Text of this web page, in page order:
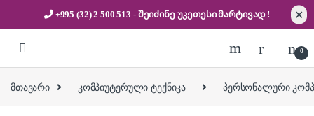
+995 (32) 2 500 513 - შეიძინე უკეთესიმარტივად ! ✕
0
მთავარი კომპიუტერული ტექნიკა პერსონალური